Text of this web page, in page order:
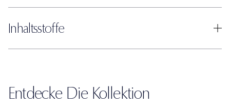
Inhaltsstoffe
Entdecke Die Kollektion